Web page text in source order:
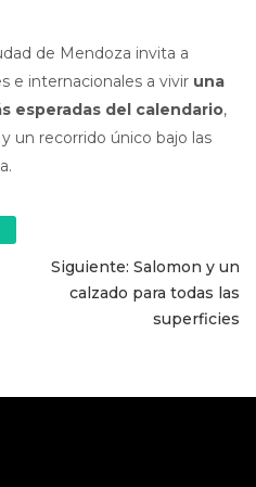
de Mendoza invita a
e internacionales a vivir una
esperadas del calendario,
un recorrido único bajo las
Siguiente: Salomon y un
calzado para todas las
superficies